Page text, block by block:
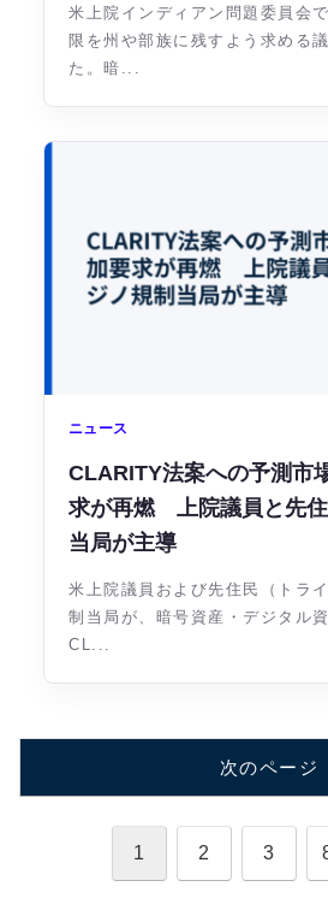
米上院インディアン問題委員会
限を州や部族に残すよう求める
た。暗...
ニュース
CLARITY法案への予測市
求が再燃 上院議員と先住
当局が主導
米上院議員および先住民（トラ
制当局が、暗号資産・デジタル
CL...
次のページ
1 2 3